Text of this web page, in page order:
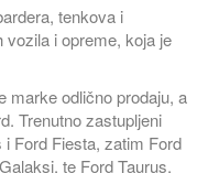
tenkova i
i opreme, koja je
marke odlično prodaju, a
Trenutno zastupljeni
Ford Fiesta, zatim Ford
te Ford Taurus,